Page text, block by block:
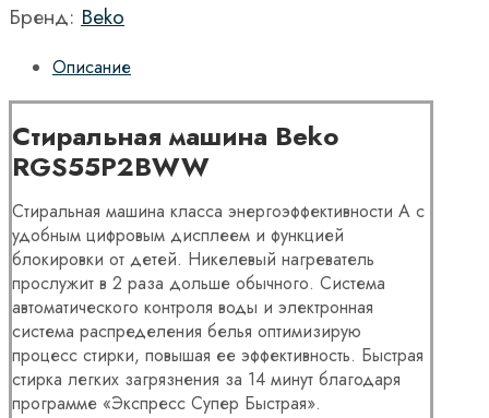
Бренд: Beko
Описание
Стиральная машина Beko
RGS55P2BWW
Стиральная машина класса энергоэффективности А с
удобным цифровым дисплеем и функцией
блокировки от детей. Никелевый нагреватель
прослужит в 2 раза дольше обычного. Система
автоматического контроля воды и электронная
система распределения белья оптимизирую
процесс стирки, повышая ее эффективность. Быстрая
стирка легких загрязнения за 14 минут благодаря
программе «Экспресс Супер Быстрая».